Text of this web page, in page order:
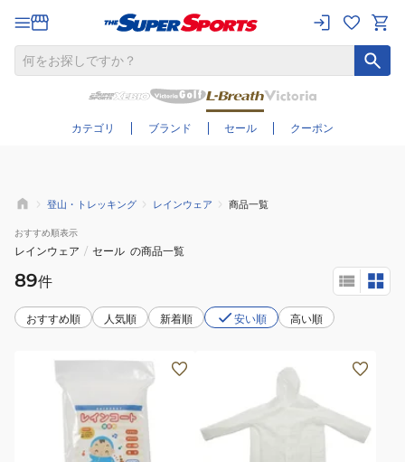
カテゴリ ブランド セール クーポン
さらに絞り込む
登山・トレッキング レインウェア 商品一覧
おすすめ順表示
レインウェア / セール の商品一覧
89件
おすすめ順 人気順 新着順 安い順 高い順